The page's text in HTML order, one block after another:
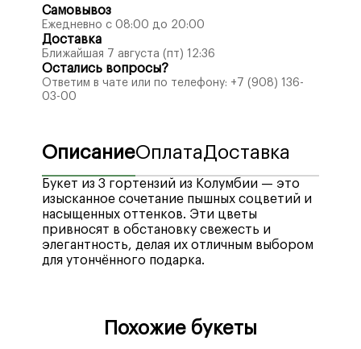
Самовывоз
Ежедневно с 08:00 до 20:00
Доставка
Ближайшая 7 августа (пт) 12:36
Остались вопросы?
Ответим в чате или по телефону: +7 (908) 136-
03-00
ОписаниеОплата Доставка
Букет из 3 гортензий из Колумбии — это
изысканное сочетание пышных соцветий и
насыщенных оттенков. Эти цветы
привносят в обстановку свежесть и
элегантность, делая их отличным выбором
для утончённого подарка.
различные платежные системы, кредитные
и дебетовые карты, а также электронные
Стоимость доставки в отдаленные районы
Похожие букеты